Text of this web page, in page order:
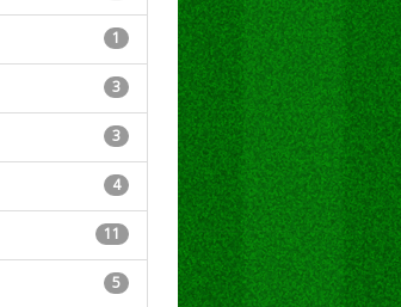
1
3
3
4
11
5